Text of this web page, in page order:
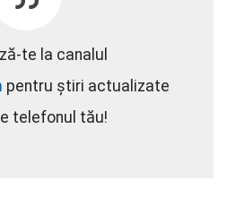
te la canalul
pentru știri actualizate
telefonul tău!